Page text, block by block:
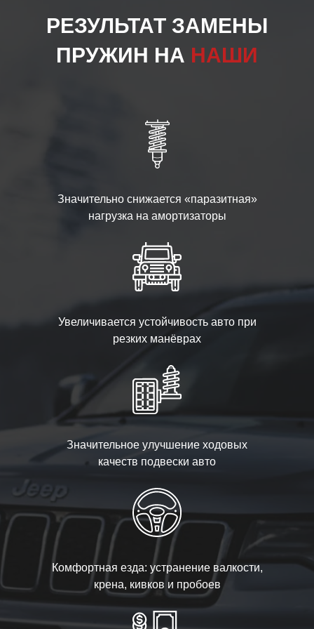
РЕЗУЛЬТАТ ЗАМЕНЫ
ПРУЖИН НА НАШИ
Значительно снижается «паразитная»
нагрузка на амортизаторы
Увеличивается устойчивость авто при
резких манёврах
Значительное улучшение ходовых
качеств подвески авто
Комфортная езда: устранение валкости,
крена, кивков и пробоев